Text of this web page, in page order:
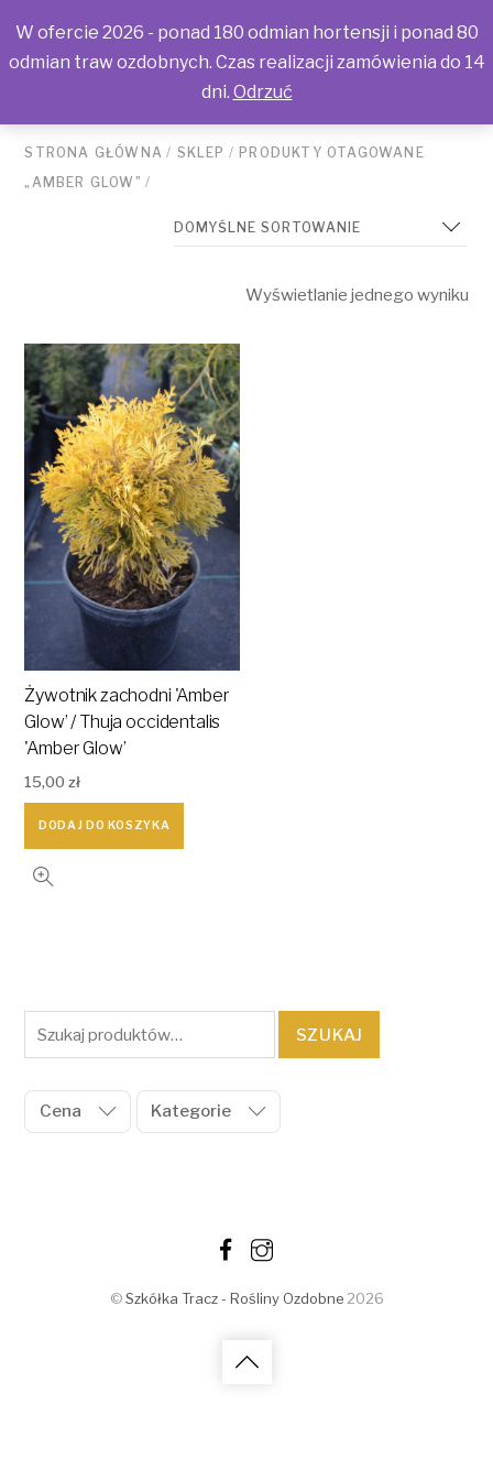
STRONA GŁÓWNA / SKLEP / PRODUKTY OTAGOWANE
„AMBER GLOW” /
Wyświetlanie jednego wyniku
Żywotnik zachodni 'Amber
Glow’ / Thuja occidentalis
'Amber Glow’
15,00zł
DODAJ DO KOSZYKA
Szukaj:
SZUKAJ
Cena Kategorie
© Szkółka Tracz - Rośliny Ozdobne2026
W ofercie 2026 - ponad 180 odmian hortensji i ponad 80
odmian traw ozdobnych. Czas realizacji zamówienia do 14
dni. Odrzuć